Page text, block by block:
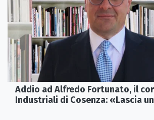
Addio ad Alfredo Fortunato, il
Industriali di Cosenza: «Lascia